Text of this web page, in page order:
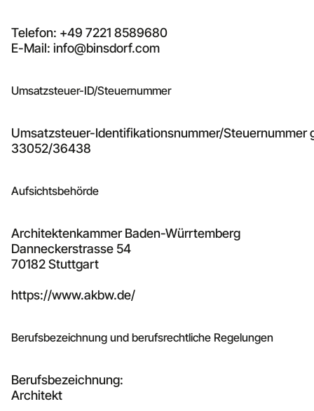
Telefon: +49 7221 8589680
E-Mail: info@binsdorf.com
Umsatzsteuer-ID/Steuernummer
Umsatzsteuer-Identifikationsnummer/Steuernummer
33052/36438
Aufsichtsbehörde
Architektenkammer Baden-Würrtemberg
Danneckerstrasse 54
70182 Stuttgart
https://www.akbw.de/
Berufsbezeichnung und berufsrechtliche Regelungen
Berufsbezeichnung:
Architekt